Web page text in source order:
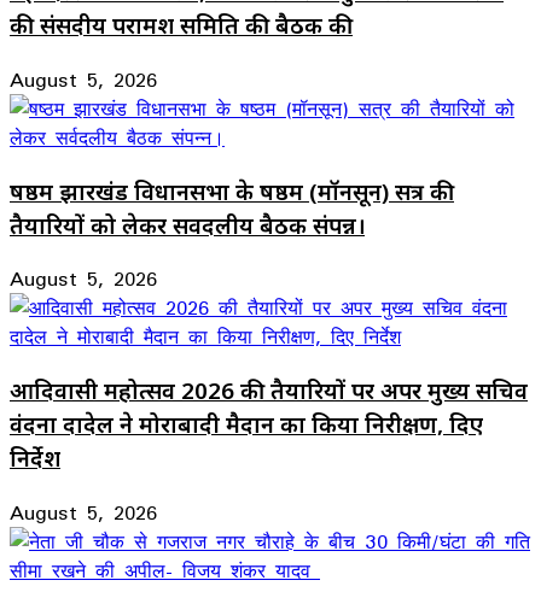
की संसदीय परामर्श समिति की बैठक की
August 5, 2026
षष्ठम झारखंड विधानसभा के षष्ठम (मॉनसून) सत्र की
तैयारियों को लेकर सर्वदलीय बैठक संपन्न।
August 5, 2026
आदिवासी महोत्सव 2026 की तैयारियों पर अपर मुख्य सचिव
वंदना दादेल ने मोराबादी मैदान का किया निरीक्षण, दिए
निर्देश
August 5, 2026